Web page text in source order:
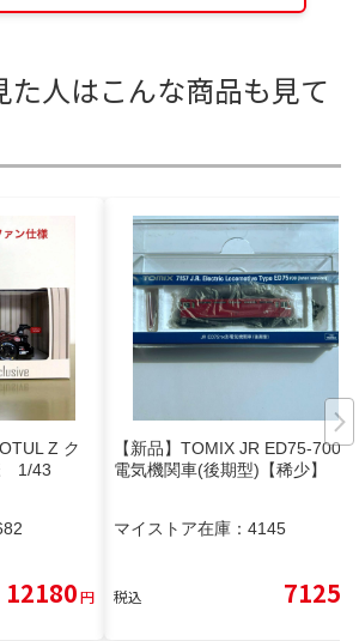
た人はこんな商品も見て
Z ク
1/43
12180円
【新品】TOMIX JR ED75-700形
電気機関車(後期型)【稀少】
マイストア在庫： 4145
税込 7125